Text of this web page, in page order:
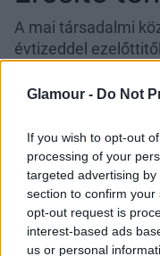
Glamour - Do Not
If you wish to opt-out
processing of your
targeted advertising
section to confirm
opt-out request is
interest-based ads
us or personal
A mai társadalmi
évtizeddel
bárki elégtelennek
gyakran említik a
tényezőt. Olyan
platformokon
családanyának,
társadalmi